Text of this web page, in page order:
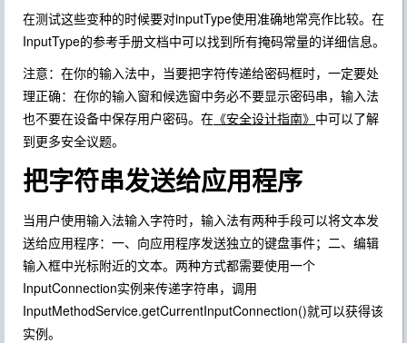
在测试这些变种的时候要对inputType使用准确地常亮作比较。在
InputType的参考手册文档中可以找到所有掩码常量的详细信息。
注意：在你的输入法中，当要把字符传递给密码框时，一定要处
理正确：在你的输入窗和候选窗中务必不要显示密码串，输入法
也不要在设备中保存用户密码。在 《安全设计指南》 中可以了解
到更多安全议题。
把字符串发送给应用程序
当用户使用输入法输入字符时，输入法有两种手段可以将文本发
送给应用程序：一、向应用程序发送独立的键盘事件；二、编辑
输入框中光标附近的文本。两种方式都需要使用一个
InputConnection实例来传递字符串，调用
InputMethodService.getCurrentInputConnection()就可以获得该
实例。